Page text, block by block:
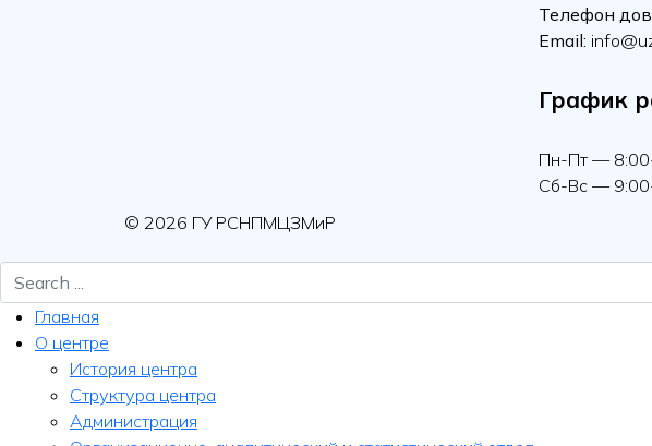
Телефон
Email:
График
Пн-Пт —
Сб-Вс —
© 2026 ГУ РСНПМЦЗМиР
Главная
О центре
История центра
Структура центра
Администрация